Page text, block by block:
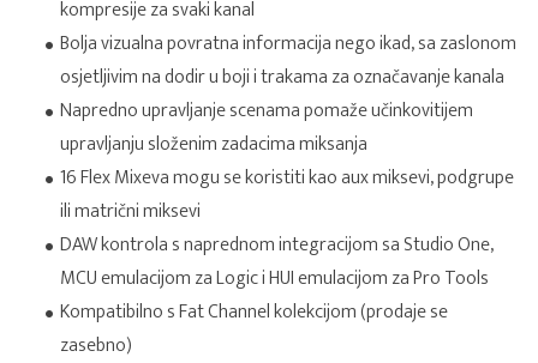
kompresije za svaki kanal
Bolja vizualna povratna informacija nego ikad, sa zaslonom
osjetljivim na dodir u boji i trakama za označavanje kanala
Napredno upravljanje scenama pomaže učinkovitijem
upravljanju složenim zadacima miksanja
16 Flex Mixeva mogu se koristiti kao aux miksevi, podgrupe
ili matrični miksevi
DAW kontrola s naprednom integracijom sa Studio One,
MCU emulacijom za Logic i HUI emulacijom za Pro Tools
Kompatibilno s Fat Channel kolekcijom (prodaje se
zasebno)